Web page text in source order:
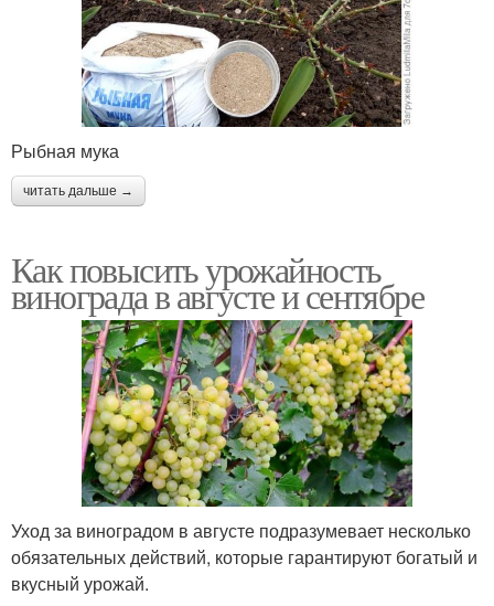
Рыбная мука
читать дальше →
Как повысить урожайность
винограда в августе и сентябре
Уход за виноградом в августе подразумевает несколько
обязательных действий, которые гарантируют богатый и
вкусный урожай.